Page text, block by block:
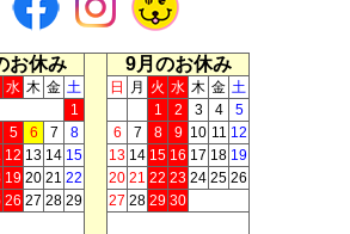
お休み 9月のお休み
水 木 金 土 日 月 火 水 木 金 土
1
1 2 3 4
5
5 6 7 8 6 7 8 9 10 11 12
12 13 14 15 13 14 15 16 17 18 19
19 20 21 22 20 21 22 23 24 25 26
26 27 28 29 27 28 29 30